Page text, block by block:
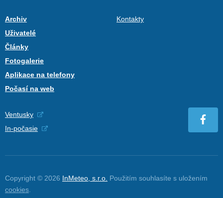
Archiv
Uživatelé
Články
Fotogalerie
Aplikace na telefony
Počasí na web
Kontakty
Ventusky
In-počasie
Copyright © 2026 InMeteo, s.r.o. Použitím souhlasíte s uložením
cookies